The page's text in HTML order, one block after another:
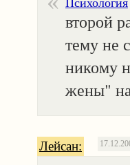
Психология
второй
тему не
никому
жены"
Лейсан: